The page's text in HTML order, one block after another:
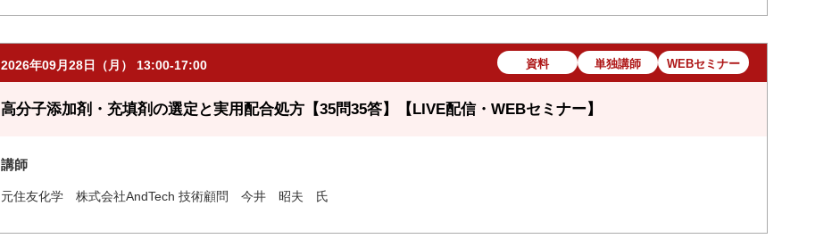
2026年09月28日（月） 13:00-17:00 資料 単独講師 WEBセミナー
高分子添加剤・充填剤の選定と実用配合処方【35問35答】【LIVE配信・WEBセミナー】
講師
元住友化学 株式会社AndTech 技術顧問 今井 昭夫 氏